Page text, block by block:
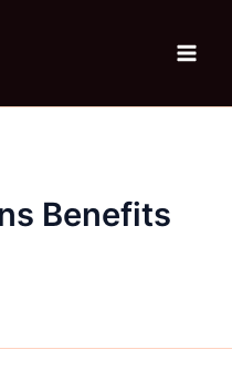
Benefits